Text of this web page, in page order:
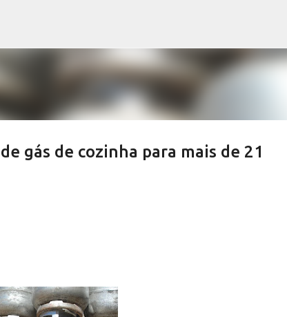
gás de cozinha para mais de 21